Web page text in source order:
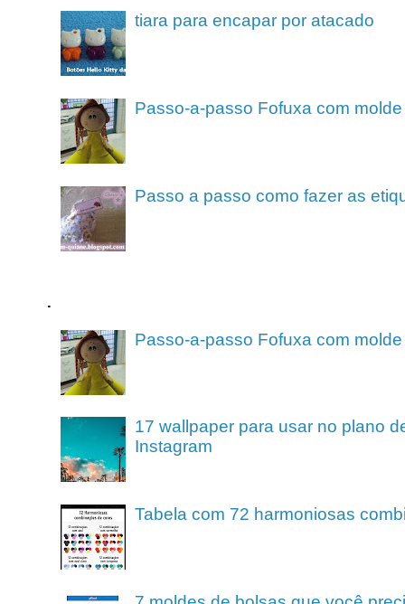
tiara para encapar por atacado
Passo-a-passo Fofuxa com molde
Passo a passo como fazer as
.
Passo-a-passo Fofuxa com molde
17 wallpaper para usar no plano
Instagram
Tabela com 72 harmoniosas